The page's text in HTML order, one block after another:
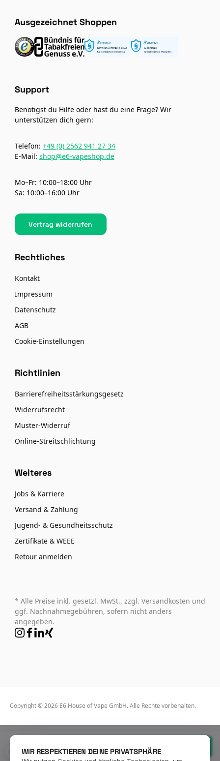
14,50 €* In den Warenkorb
Ausgezeichnet Shoppen
Support
Benötigst du Hilfe oder hast du eine Frage? Wir
unterstützen dich gern:
Telefon: +49 (0) 2562 941 27 34
E-Mail: shop@e6-vapeshop.de
Mo–Fr: 10:00–18:00 Uhr
Sa: 10:00–16:00 Uhr
Vertrag widerrufen
Rechtliches
Kontakt
Impressum
Datenschutz
AGB
Cookie-Einstellungen
Richtlinien
Barrierefreiheitsstärkungsgesetz
Widerrufsrecht
Muster-Widerruf
Online-Streitschlichtung
Weiteres
Jobs & Karriere
Versand & Zahlung
Jugend- & Gesundheitsschutz
Zertifikate & WEEE
Retour anmelden
* Alle Preise inkl. gesetzl. MwSt., zzgl. Versandkosten und
ggf. Nachnahmegebühren, sofern nicht anders
angegeben.
Copyright © 2026 E6 House of Vape GmbH. Alle Rechte vorbehalten.
WIR RESPEKTIEREN DEINE PRIVATSPHÄRE